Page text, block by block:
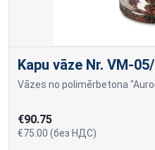
Kapu vāze Nr. VM-
Vāzes no polimērbetona
€90.75
€75.00 (без НДС)